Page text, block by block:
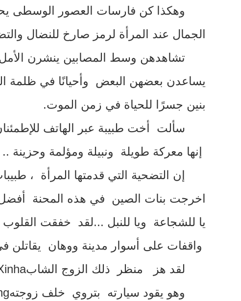
وهكذا كن فارسات العصور الوسطى
الجمال عند المرأة لرمز صارخ للنضال
تشاهدهن وسط المصابين ينشرن الأمل
يساعدن بعضهن البعض وأحيانًا في ظلمة
بنين جسرًا للحياة في زمن الموت.
سألت أخت طبيبة عبر الهاتف
إنها معركة طويلة ونبيلة ومؤلمة وحزينة ..
إن التضحية التي قدمتها المرأة ،
اخرجت بنات الصين في هذه المحنة
يا للشجاعة ويا للنبل ...لقد خفقت القلوب
واقفات على أسوار مدينة ووهان
لقد هز منظر ذلك الزوج الشاب
وهو يقود سيارته بتروي خلف زوجته